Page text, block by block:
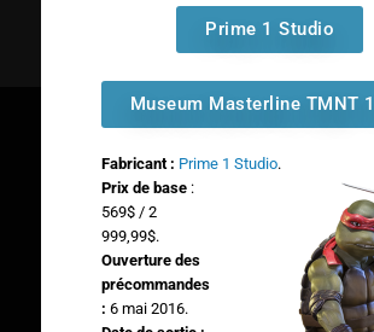
Prime 1 Studio
Museum Masterline TMNT
Fabricant : Prime 1 Studio.
Prix de base :
569$ / 2
999,99$.
Ouverture des
précommandes
: 6 mai 2016.